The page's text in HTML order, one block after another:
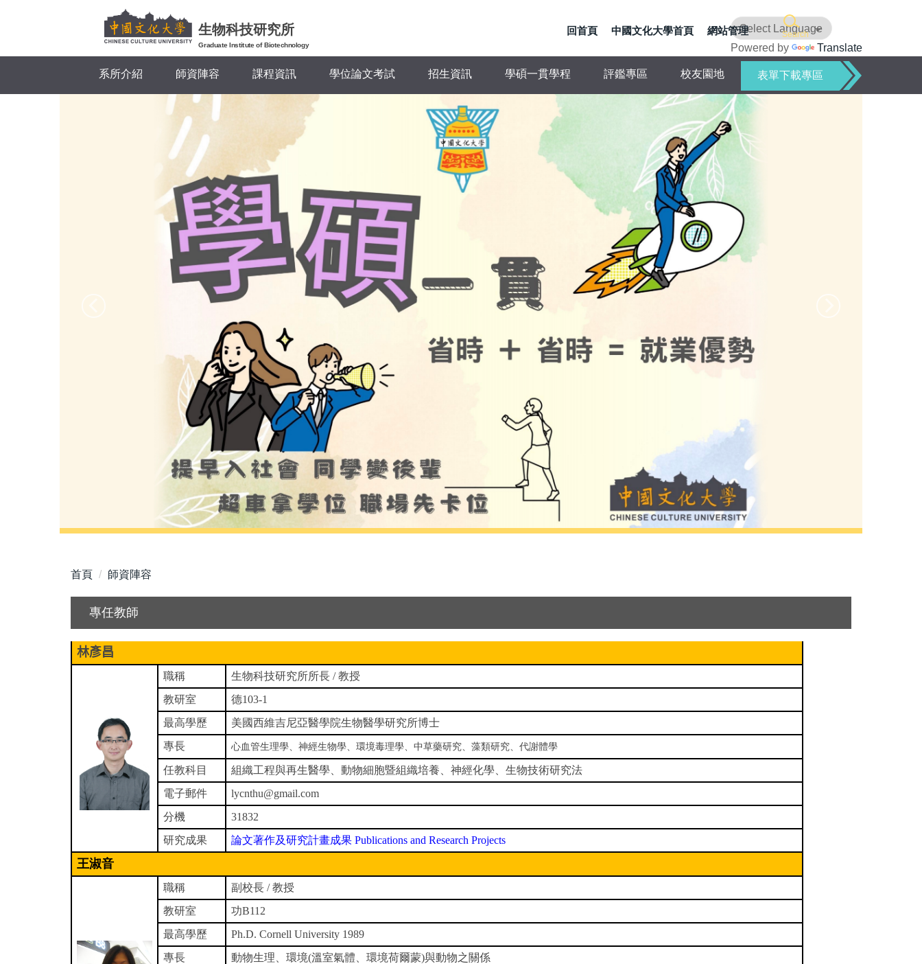
要
容
生物科技研究所
Graduate Institute of Biotechnology
Search
Powered by Translate
回首頁 中國文化大學首頁 網站管理
系所介紹 師資陣容 課程資訊 學位論文考試 招生資訊 學碩一貫學程 評鑑專區 校友園地 表單下載專區
首頁 師資陣容
專任教師
林彥昌
職稱
生物科技研究所所長 / 教授
教研室
德103-1
最高學歷
美國西維吉尼亞醫學院生物醫學研究所博士
專長
心血管生理學、神經生物學、環境毒理學、中草藥研究、藻類研究、代謝體學
任教科目
組織工程與再生醫學、動物細胞暨組織培養、神經化學、生物技術研究法
電子郵件
lycnthu@gmail.com
分機
31832
研究成果
論文著作及研究計畫成果 Publications and Research Projects
王淑音
職稱
副校長 / 教授
教研室
功B112
最高學歷
Ph.D. Cornell University 1989
專長
動物生理、環境(溫室氣體、環境荷爾蒙)與動物之關係